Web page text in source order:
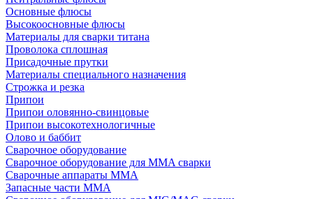
Основные флюсы
Высокоосновные флюсы
Материалы для сварки титана
Проволока сплошная
Присадочные прутки
Материалы специального назначения
Строжка и резка
Припои
Припои оловянно-свинцовые
Припои высокотехнологичные
Олово и баббит
Сварочное оборудование
Сварочное оборудование для MMA сварки
Сварочные аппараты MMA
Запасные части MMA